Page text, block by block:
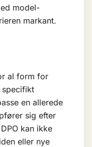
model-
markant.
al form for
en allerede
sig efter
kan ikke
eller nye